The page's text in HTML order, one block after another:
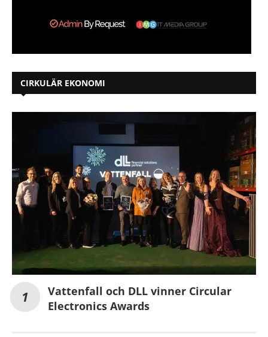
CIRKULÄR EKONOMI
Vattenfall och DLL vinner Circular
Electronics Awards